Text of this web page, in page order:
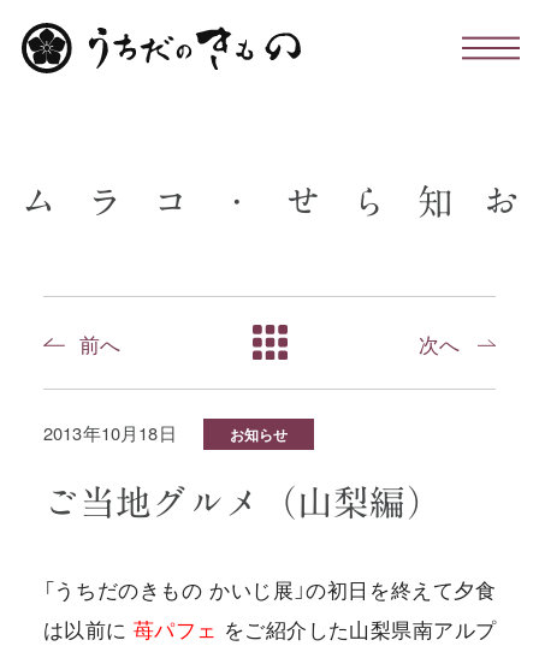
店舗のこと
お知らせ・コラム
お
知
ら
せ
・
コ
ラ
ム
前へ 次へ
2013年10月18日 お知らせ
ご当地グルメ（山梨編）
「うちだのきもの かいじ展」の初日を終えて夕食
は以前に 苺パフェ をご紹介した山梨県南アルプ